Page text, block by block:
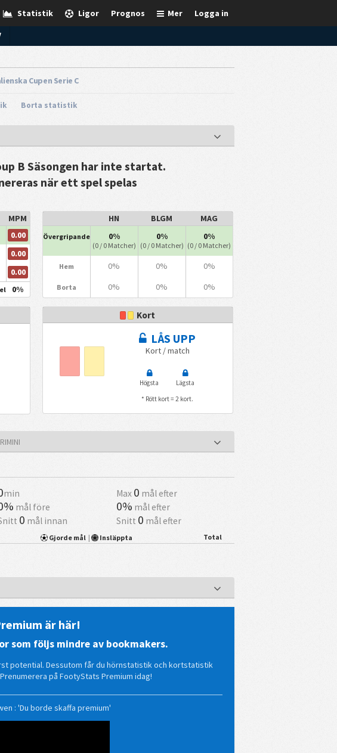
Logga in
Mer
Prognos
Ligor
Statistik
Cupen Serie C
Borta statistik
B Säsongen har inte startat.
när ett spel spelas
MPM
0.00
0.00
0.00
0%
HN BLGM MAG
Övergripande 0%
(0 / 0 Matcher)
0%
(0 / 0 Matcher)
0%
(0 / 0 Matcher)
Hem 0% 0% 0%
Borta 0% 0% 0%
Kort
LÅS UPP
Kort / match
Högsta
Lägsta
* Rött kort = 2 kort.
min Max 0 mål efter
mål före 0% mål efter
0 mål innan Snitt 0 mål efter
Gjorde mål | Insläppta Total
är här!
som följs mindre av bookmakers.
potential. Dessutom får du hörnstatistik och kortstatistik
på FootyStats Premium idag!
: 'Du borde skaffa premium'